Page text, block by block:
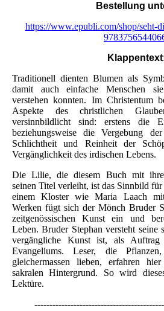
Bestellung
https://www.epubli.com/shop/seht-
Traditionell dienten Blumen als
damit auch einfache Menschen
verstehen konnten. Im Christentum
Aspekte des christlichen
versinnbildlicht sind: erstens die
beziehungsweise die Vergebung
Schlichtheit und Reinheit der
Vergänglichkeit des irdischen Lebens.
Die Lilie, die diesem Buch mit
seinen Titel verleiht, ist das Sinnbild
einem Kloster wie Maria Laach mit
Werken fügt sich der Mönch Bruder
zeitgenössischen Kunst ein und
Leben. Bruder Stephan versteht seine
vergängliche Kunst ist, als Auftrag
Evangeliums. Leser, die
gleichermassen lieben, erfahren
sakralen Hintergrund. So wird
Lektüre.